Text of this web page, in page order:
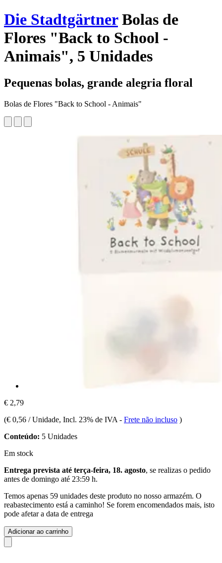
Die StadtgärtnerBolas de
Flores "Back to School -
Animais", 5 Unidades
Pequenas bolas, grande alegria floral
Bolas de Flores "Back to School - Animais"
€ 2,79
(€ 0,56 / Unidade, Incl. 23% de IVA - Frete não incluso )
Conteúdo: 5 Unidades
Em stock
Entrega prevista até terça-feira, 18. agosto, se realizas o pedido
antes de domingo até 23:59 h.
Temos apenas 59 unidades deste produto no nosso armazém. O
reabastecimento está a caminho! Se forem encomendados mais, isto
pode afetar a data de entrega
Adicionar ao carrinho